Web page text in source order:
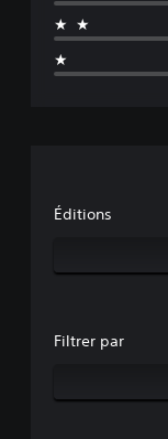
★★
★
Éditions
Filtrer par